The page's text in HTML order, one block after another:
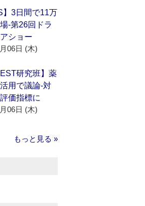
】3日間で11万
‐第26回ドラ
ショー
06日 (木)
研究班】薬
用で議論‐対
価指標に
06日 (木)
もっと見る »